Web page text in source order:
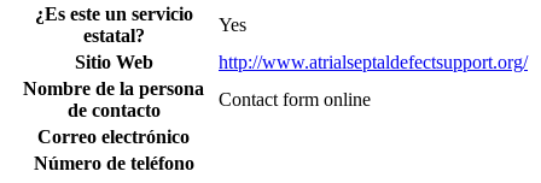
¿Es este un servicio
estatal?
Yes
Sitio Web
http://www.atrialseptaldefectsupport.org/
Nombre de la persona
de contacto
Contact form online
Correo electrónico
Número de teléfono